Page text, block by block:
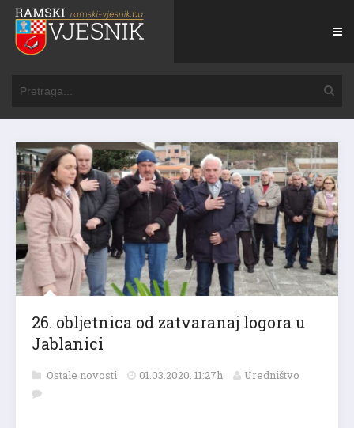
26. obljetnica od zatvaranaj logora u
Jablanici
Ostale novosti 01.03.2020. 11:27h Uredništvo